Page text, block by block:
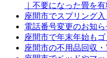
｜不要になった畳を
座間市でスプリング
電話番号変更のお知ら
座間市で年末年始も
座間市の不用品回収・